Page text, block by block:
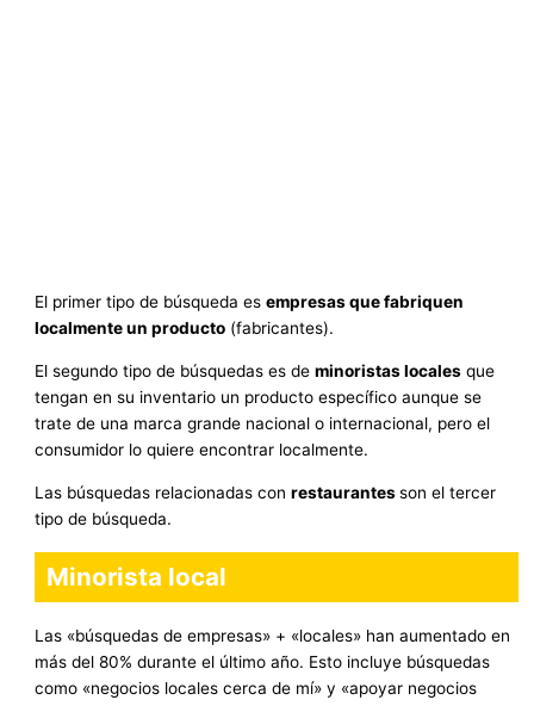
El primer tipo de búsqueda esempresas que fabriquen
localmente un producto (fabricantes).
El segundo tipo de búsquedas es deminoristas locales que
tengan en su inventario un producto específico aunque se
trate de una marca grande nacional o internacional, pero el
consumidor lo quiere encontrar localmente.
Las búsquedas relacionadas conrestaurantesson el tercer
tipo de búsqueda.
Minorista local
Las «búsquedas de empresas» + «locales» han aumentado en
más del 80% durante el último año. Esto incluye búsquedas
como «negocios locales cerca de mí» y «apoyar negocios